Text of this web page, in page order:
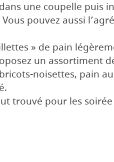
une coupelle puis
pouvez aussi
» de pain
un assortiment
noisettes, pain
trouvé pour les soirée